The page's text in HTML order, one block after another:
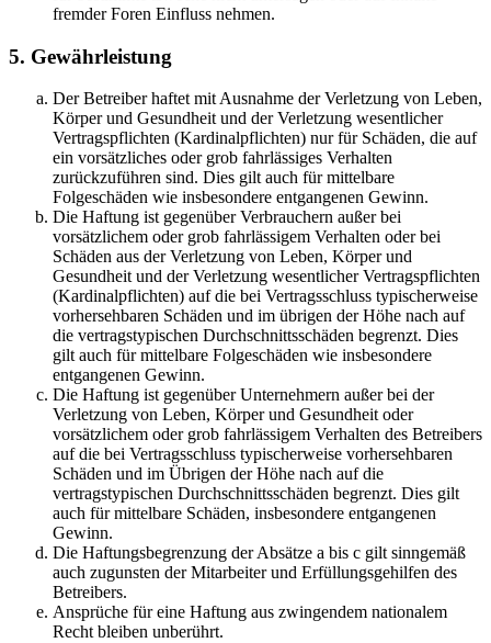
fremder Foren Einfluss nehmen.
5. Gewährleistung
Der Betreiber haftet mit Ausnahme der Verletzung von Leben,
Körper und Gesundheit und der Verletzung wesentlicher
Vertragspflichten (Kardinalpflichten) nur für Schäden, die auf
ein vorsätzliches oder grob fahrlässiges Verhalten
zurückzuführen sind. Dies gilt auch für mittelbare
Folgeschäden wie insbesondere entgangenen Gewinn.
Die Haftung ist gegenüber Verbrauchern außer bei
vorsätzlichem oder grob fahrlässigem Verhalten oder bei
Schäden aus der Verletzung von Leben, Körper und
Gesundheit und der Verletzung wesentlicher Vertragspflichten
(Kardinalpflichten) auf die bei Vertragsschluss typischerweise
vorhersehbaren Schäden und im übrigen der Höhe nach auf
die vertragstypischen Durchschnittsschäden begrenzt. Dies
gilt auch für mittelbare Folgeschäden wie insbesondere
entgangenen Gewinn.
Die Haftung ist gegenüber Unternehmern außer bei der
Verletzung von Leben, Körper und Gesundheit oder
vorsätzlichem oder grob fahrlässigem Verhalten des Betreibers
auf die bei Vertragsschluss typischerweise vorhersehbaren
Schäden und im Übrigen der Höhe nach auf die
vertragstypischen Durchschnittsschäden begrenzt. Dies gilt
auch für mittelbare Schäden, insbesondere entgangenen
Gewinn.
Die Haftungsbegrenzung der Absätze a bis c gilt sinngemäß
auch zugunsten der Mitarbeiter und Erfüllungsgehilfen des
Betreibers.
Ansprüche für eine Haftung aus zwingendem nationalem
Recht bleiben unberührt.